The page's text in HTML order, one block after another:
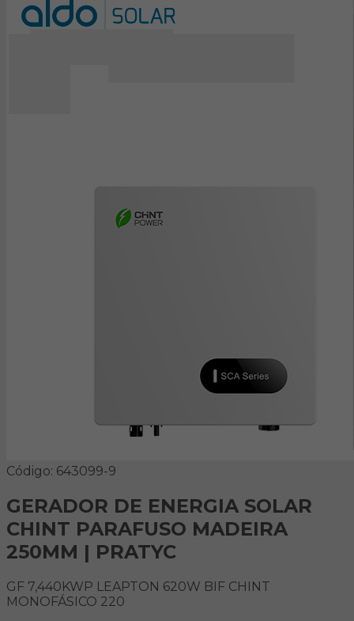
Código: 643099-9
GERADOR DE ENERGIA SOLAR
CHINT PARAFUSO MADEIRA
250MM | PRATYC
GF 7,440KWP LEAPTON 620W BIF CHINT
MONOFÁSICO 220